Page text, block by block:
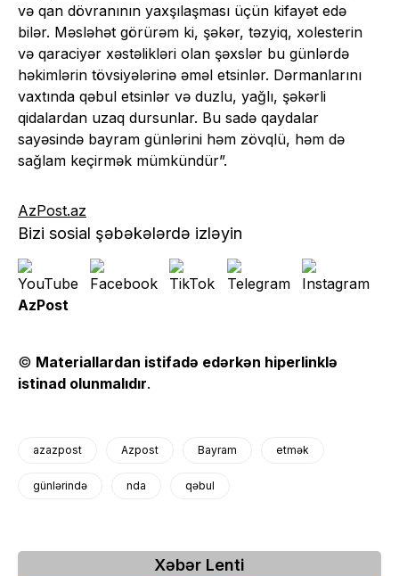
və qan dövranının yaxşılaşması üçün kifayət edə
bilər. Məsləhət görürəm ki, şəkər, təzyiq, xolesterin
və qaraciyər xəstəlikləri olan şəxslər bu günlərdə
həkimlərin tövsiyələrinə əməl etsinlər. Dərmanlarını
vaxtında qəbul etsinlər və duzlu, yağlı, şəkərli
qidalardan uzaq dursunlar. Bu sadə qaydalar
sayəsində bayram günlərini həm zövqlü, həm də
sağlam keçirmək mümkündür”.
AzPost.az
Bizi sosial şəbəkələrdə izləyin
AzPost
© Materiallardan istifadə edərkən hiperlinklə
istinad olunmalıdır.
azazpost Azpost Bayram etmək
günlərində nda qəbul
Xəbər Lenti